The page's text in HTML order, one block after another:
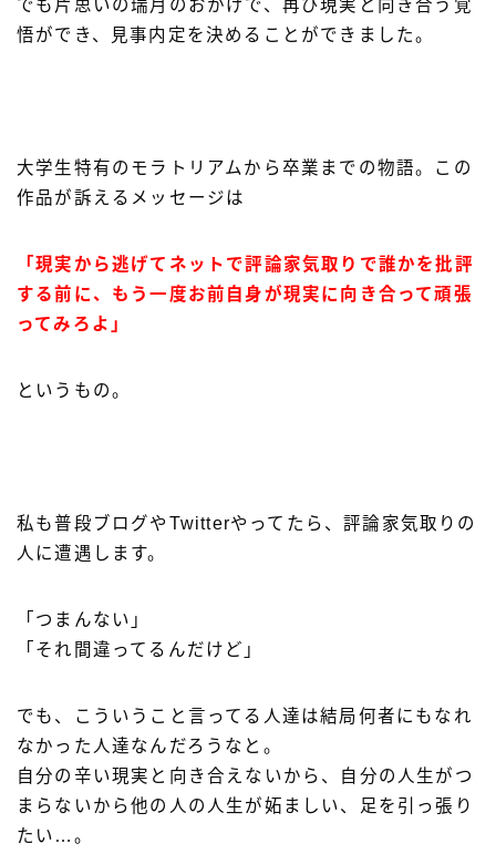
でも片思いの瑞月のおかげで、再び現実と向き合う覚
悟ができ、見事内定を決めることができました。
大学生特有のモラトリアムから卒業までの物語。この
作品が訴えるメッセージは
「現実から逃げてネットで評論家気取りで誰かを批評
する前に、もう一度お前自身が現実に向き合って頑張
ってみろよ」
というもの。
私も普段ブログやTwitterやってたら、評論家気取りの
人に遭遇します。
「つまんない」
「それ間違ってるんだけど」
でも、こういうこと言ってる人達は結局何者にもなれ
なかった人達なんだろうなと。
自分の辛い現実と向き合えないから、自分の人生がつ
まらないから他の人の人生が妬ましい、足を引っ張り
たい…。